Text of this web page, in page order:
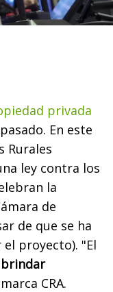
privada
En este
Rurales
ley contra los
la
de
de que se ha
proyecto). "El
brindar
CRA.